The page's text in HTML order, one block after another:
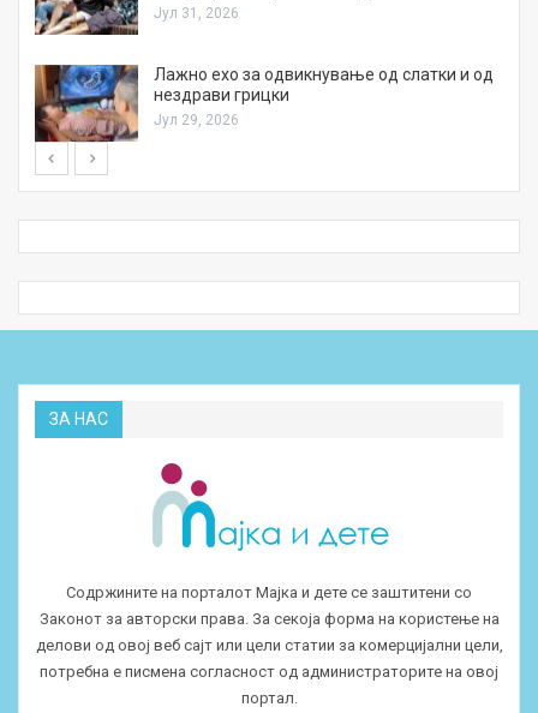
Јул 31, 2026
Лажно ехо за одвикнување од слатки и од
нездрави грицки
Јул 29, 2026
ЗА НАС
Содржините на порталот Мајка и дете се заштитени со
Законот за авторски права. За секоја форма на користење на
делови од овој веб сајт или цели статии за комерцијални цели,
потребна е писмена согласност од администраторите на овој
портал.